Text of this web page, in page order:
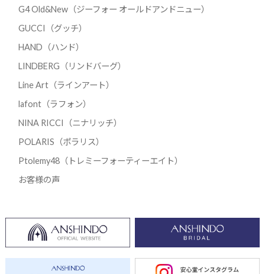
G4 Old&New（ジーフォー オールドアンドニュー）
GUCCI（グッチ）
HAND（ハンド）
LINDBERG（リンドバーグ）
Line Art（ラインアート）
lafont（ラフォン）
NINA RICCI（ニナリッチ）
POLARIS（ポラリス）
Ptolemy48（トレミーフォーティーエイト）
お客様の声